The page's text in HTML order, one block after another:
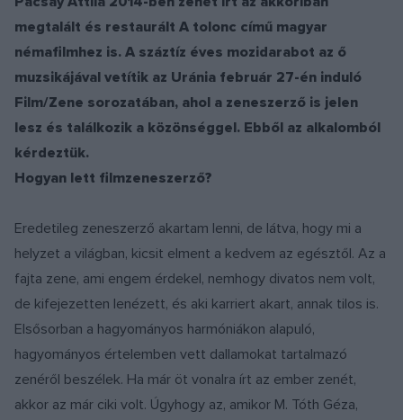
megtalált és restaurált A tolonc című magyar
némafilmhez is. A száztíz éves mozidarabot az ő
muzsikájával vetítik az Uránia február 27-én induló
Film/Zene sorozatában, ahol a zeneszerző is jelen
lesz és találkozik a közönséggel. Ebből az alkalomból
kérdeztük.
Hogyan lett filmzeneszerző?
Eredetileg zeneszerző akartam lenni, de látva, hogy mi a
helyzet a világban, kicsit elment a kedvem az egésztől. Az a
fajta zene, ami engem érdekel, nemhogy divatos nem volt,
de kifejezetten lenézett, és aki karriert akart, annak tilos is.
Elsősorban a hagyományos harmóniákon alapuló,
hagyományos értelemben vett dallamokat tartalmazó
zenéről beszélek. Ha már öt vonalra írt az ember zenét,
akkor az már ciki volt. Úgyhogy az, amikor M. Tóth Géza,